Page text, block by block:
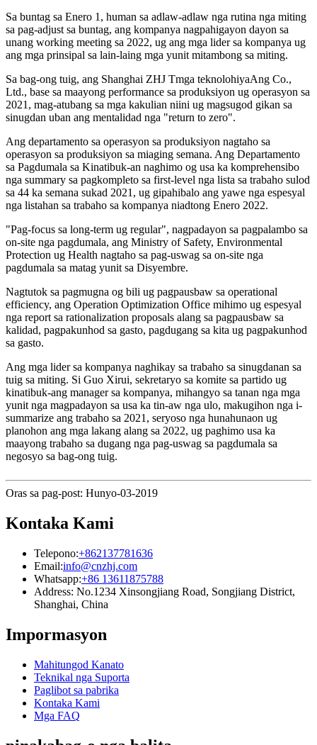
Sa buntag sa Enero 1, human sa adlaw-adlaw nga rutina nga miting
sa pag-adjust sa buntag, ang kompanya nagpahigayon dayon sa
unang working meeting sa 2022, ug ang mga lider sa kompanya ug
ang mga prinsipal sa lain-laing mga yunit mitambong sa miting.
Sa bag-ong tuig, ang Shanghai ZHJ Tmga teknolohiyaAng Co.,
Ltd., base sa maayong performance sa produksiyon ug operasyon sa
2021, mag-atubang sa mga kakulian niini ug magsugod gikan sa
sinugdan uban ang mentalidad nga "return to zero".​​
Ang departamento sa operasyon sa produksiyon nagtaho sa
operasyon sa produksiyon sa miaging semana. Ang Departamento
sa Pagdumala sa Kinatibuk-an naghimo og usa ka komprehensibo
nga summary sa pagkompleto sa first-level nga lista sa trabaho sulod
sa 44 ka semana sukad 2021, ug gipahibalo ang yawe nga espesyal
nga listahan sa trabaho sa kompanya niadtong Enero 2022.
"Pag-focus sa long-term ug regular", nagpadayon sa pagpalambo sa
on-site nga pagdumala, ang Ministry of Safety, Environmental
Protection ug Health nagtaho sa pag-uswag sa on-site nga
pagdumala sa matag yunit sa Disyembre.
Nagtutok sa pagmugna og bili ug pagpausbaw sa operational
efficiency, ang Operation Optimization Office mihimo ug espesyal
nga report sa rationalization proposals alang sa pagpausbaw sa
kalidad, pagpakunhod sa gasto, pagdugang sa kita ug pagpakunhod
sa gasto.
Ang mga lider sa kompanya naghikay sa trabaho sa sinugdanan sa
tuig sa miting. Si Guo Xirui, sekretaryo sa komite sa partido ug
kinatibuk-ang manager sa kompanya, mihangyo sa tanan nga mga
yunit nga magpadayon sa usa ka tin-aw nga ulo, makugihon nga i-
summarize ang trabaho sa 2021, seryoso nga hunahunaon ug
planohon ang mga lakang alang sa 2022, ug paghimo usa ka
maayong trabaho sa dugang nga pag-uswag sa pagdumala sa
negosyo sa bag-ong tuig.
Oras sa pag-post: Hunyo-03-2019
Kontaka Kami
Telepono:+862137781636
Email:info@cnzhj.com
Whatsapp:+86 13611875788
Address: No.1234 Xinsongjiang Road, Songjiang District,
Shanghai, China
Impormasyon
Mahitungod Kanato
Teknikal nga Suporta
Paglibot sa pabrika
Kontaka Kami
Mga FAQ